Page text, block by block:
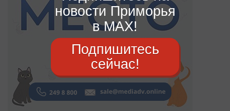
новости Приморья
в MAX!
Подпишитесь
сейчас!